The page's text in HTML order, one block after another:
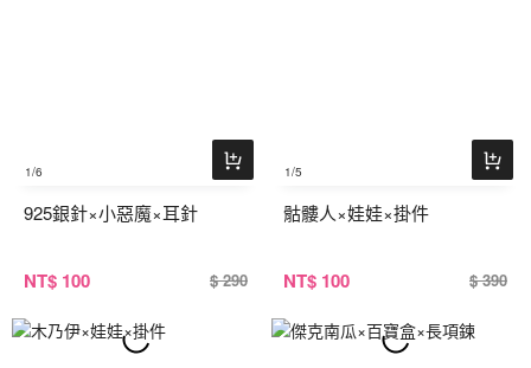
1/6
925銀針×小惡魔×耳針
NT$ 100 $ 290
1/5
骷髏人×娃娃×掛件
NT$ 100 $ 390